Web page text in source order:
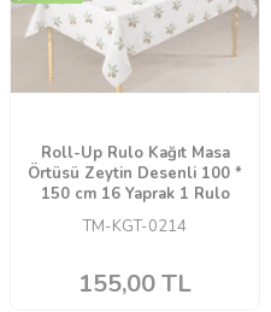
Roll-Up Rulo Kağıt Masa
Örtüsü Zeytin Desenli 100 *
150 cm 16 Yaprak 1 Rulo
TM-KGT-0214
155,00TL